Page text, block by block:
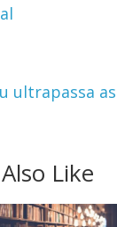
ultrapassa
Like